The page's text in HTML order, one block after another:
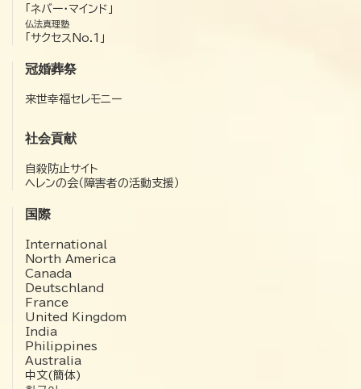
「ネバー・マインド」
仏法真理塾
「サクセスNo.1」
冠婚葬祭
来世幸福セレモニー
社会貢献
自殺防止サイト
ヘレンの会（障害者の活動支援）
国際
International
North America
Canada
Deutschland
France
United Kingdom
India
Philippines
Australia
中文(簡体)